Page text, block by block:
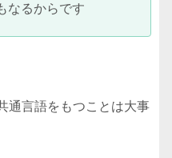
なるからです
通言語をもつことは大事